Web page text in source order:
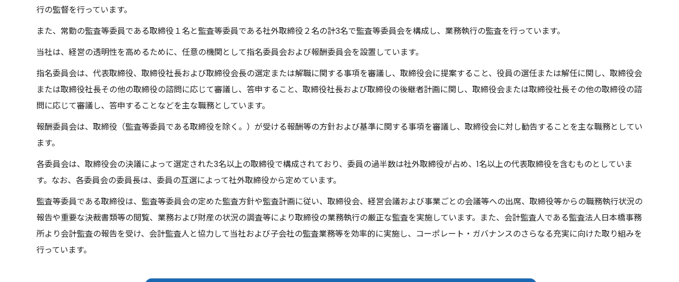
行の監督を行っています。
また、常勤の監査等委員である取締役１名と監査等委員である社外取締役２名の計3名で監査等委員会を構成し、業務執行の監査を行っています。
当社は、経営の透明性を高めるために、任意の機関として指名委員会および報酬委員会を設置しています。
指名委員会は、代表取締役、取締役社長および取締役会長の選定または解職に関する事項を審議し、取締役会に提案すること、役員の選任または解任に関し、取締役会
または取締役社長その他の取締役の諮問に応じて審議し、答申すること、取締役社長および取締役の後継者計画に関し、取締役会または取締役社長その他の取締役の諮
問に応じて審議し、答申することなどを主な職務としています。
報酬委員会は、取締役（監査等委員である取締役を除く。）が受ける報酬等の方針および基準に関する事項を審議し、取締役会に対し勧告することを主な職務としてい
ます。
各委員会は、取締役会の決議によって選定された3名以上の取締役で構成されており、委員の過半数は社外取締役が占め、1名以上の代表取締役を含むものとしていま
す。なお、各委員会の委員長は、委員の互選によって社外取締役から定めています。
監査等委員である取締役は、監査等委員会の定めた監査方針や監査計画に従い、取締役会、経営会議および事業ごとの会議等への出席、取締役等からの職務執行状況の
報告や重要な決裁書類等の閲覧、業務および財産の状況の調査等により取締役の業務執行の厳正な監査を実施しています。また、会計監査人である監査法人日本橋事務
所より会計監査の報告を受け、会計監査人と協力して当社および子会社の監査業務等を効率的に実施し、コーポレート・ガバナンスのさらなる充実に向けた取り組みを
行っています。